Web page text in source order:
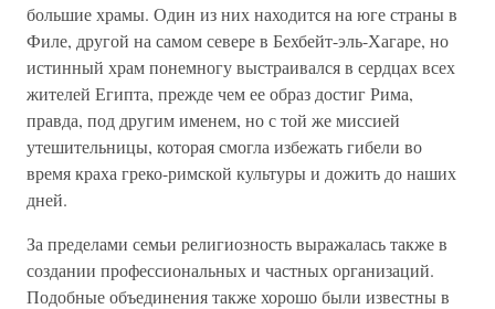
большие храмы. Один из них находится на юге страны в
Филе, другой на самом севере в Бехбейт-эль-Хагаре, но
истинный храм понемногу выстраивался в сердцах всех
жителей Египта, прежде чем ее образ достиг Рима,
правда, под другим именем, но с той же миссией
утешительницы, которая смогла избежать гибели во
время краха греко-римской культуры и дожить до наших
дней.
За пределами семьи религиозность выражалась также в
создании профессиональных и частных организаций.
Подобные объединения также хорошо были известны в